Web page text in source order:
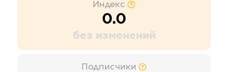
Индекс
0.0
без изменений
Подписчики